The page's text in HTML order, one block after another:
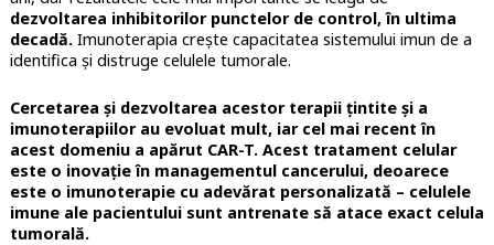
dezvoltarea inhibitorilor punctelor de control, în ultima
decadă.Imunoterapia crește capacitatea sistemului imun de a
identifica și distruge celulele tumorale.
Cercetarea și dezvoltarea acestor terapii țintite și a
imunoterapiilor au evoluat mult, iar cel mai recent în
acest domeniu a apărut CAR-T. Acest tratament celular
este o inovație în managementul cancerului, deoarece
este o imunoterapie cu adevărat personalizată – celulele
imune ale pacientului sunt antrenate să atace exact celula
tumorală.